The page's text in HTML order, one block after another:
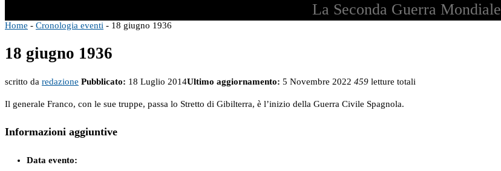
La Seconda Guerra Mondiale
Home - Cronologia eventi - 18 giugno 1936
18 giugno 1936
scritto da redazione Pubblicato: 18 Luglio 2014Ultimo aggiornamento: 5 Novembre 2022 459 letture totali
Il generale Franco, con le sue truppe, passa lo Stretto di Gibilterra, è l’inizio della Guerra Civile Spagnola.
Informazioni aggiuntive
Data evento: